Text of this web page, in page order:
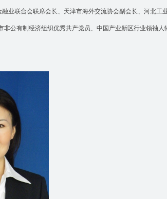
业联合会联席会长、天津市海外交流协会副会长、河北工
公有制经济组织优秀共产党员、中国产业新区行业领袖人